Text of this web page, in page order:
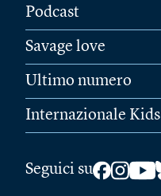
Podcast
Savage love
Ultimo numero
Internazionale Kids
Seguici su